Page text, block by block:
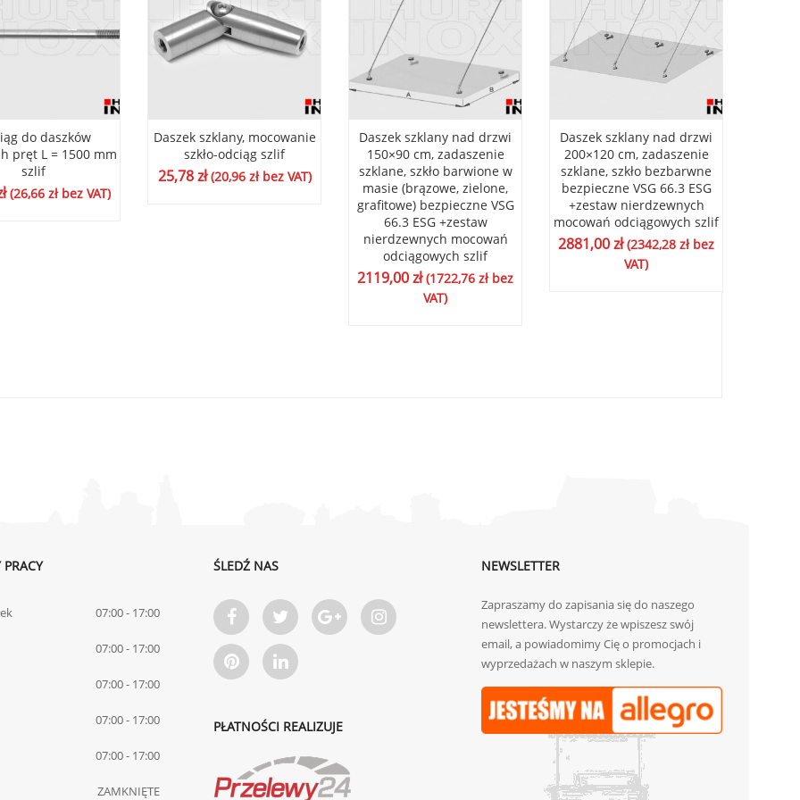
do daszków
pręt L = 1500 mm
szlif
(26,66 złbez VAT)
Daszek szklany, mocowanie
szkło-odciąg szlif
25,78zł (20,96 złbez VAT)
Daszek szklany nad drzwi
150×90 cm, zadaszenie
szklane, szkło barwione w
masie (brązowe, zielone,
grafitowe) bezpieczne VSG
66.3 ESG +zestaw
nierdzewnych mocowań
odciągowych szlif
2119,00zł (1722,76 złbez
VAT)
Daszek szklany nad drzwi
200×120 cm, zadaszenie
szklane, szkło bezbarwne
bezpieczne VSG 66.3 ESG
+zestaw nierdzewnych
mocowań odciągowych szlif
2881,00zł (2342,28 złbez
VAT)
07:00 - 17:00
07:00 - 17:00
07:00 - 17:00
07:00 - 17:00
07:00 - 17:00
ZAMKNIĘTE
ŚLEDŹ NAS
PŁATNOŚCI REALIZUJE
NEWSLETTER
Zapraszamy do zapisania się do naszego
newslettera. Wystarczy że wpiszesz swój
email, a powiadomimy Cię o promocjach i
wyprzedażach w naszym sklepie.